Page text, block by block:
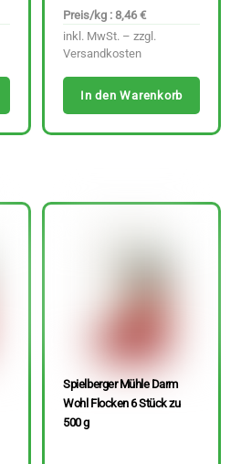
Preis/kg : 8,46 €
inkl. MwSt. – zzgl.
Versandkosten
In den Warenkorb
Spielberger Mühle Darm
Wohl Flocken 6 Stück zu
500 g